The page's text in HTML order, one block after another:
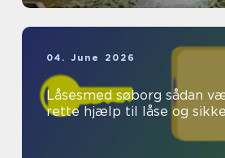
04. June 2026
Låsesmed søborg sådan vælger du den
rette hjælp til låse og